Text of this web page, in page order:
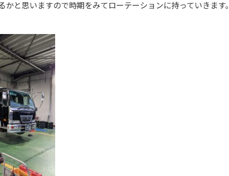
と思いますので時期をみてローテーションに持っていきます。